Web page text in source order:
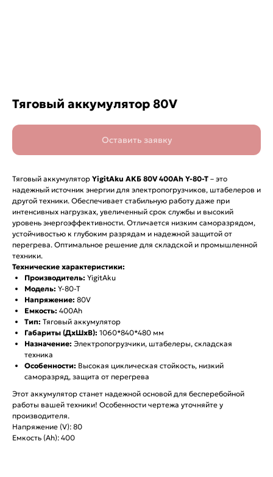
Тяговый аккумулятор 80V
Оставить заявку
Тяговый аккумулятор YigitAku АКБ 80V 400Ah Y-80-T – это
надежный источник энергии для электропогрузчиков, штабелеров и
другой техники. Обеспечивает стабильную работу даже при
интенсивных нагрузках, увеличенный срок службы и высокий
уровень энергоэффективности. Отличается низким саморазрядом,
устойчивостью к глубоким разрядам и надежной защитой от
перегрева. Оптимальное решение для складской и промышленной
техники.
Технические характеристики:
Производитель: YigitAku
Модель: Y-80-T
Напряжение: 80V
Емкость: 400Ah
Тип: Тяговый аккумулятор
Габариты (ДхШхВ): 1060*840*480 мм
Назначение: Электропогрузчики, штабелеры, складская
техника
Особенности: Высокая циклическая стойкость, низкий
саморазряд, защита от перегрева
Этот аккумулятор станет надежной основой для бесперебойной
работы вашей техники! Особенности чертежа уточняйте у
производителя.
Напряжение (V): 80
Емкость (Ah): 400
ОСТАЛИСЬ
ВОПРОСЫ?
Отправьте заявку и мы свяжемся с
вами для уточнения деталей
заказа и расчета стоимости